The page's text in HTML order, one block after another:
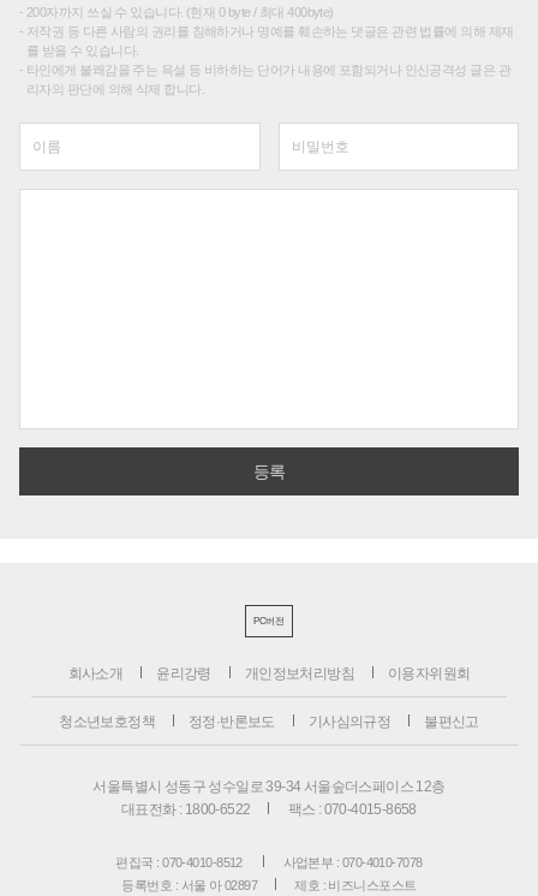
200자까지 쓰실 수 있습니다. (현재 0 byte / 최대 400byte)
저작권 등 다른 사람의 권리를 침해하거나 명예를 훼손하는 댓글은 관련 법률에 의해 제재
를 받을 수 있습니다.
타인에게 불쾌감을 주는 욕설 등 비하하는 단어가 내용에 포함되거나 인신공격성 글은 관
리자의 판단에 의해 삭제 합니다.
PC버전
회사소개 윤리강령 개인정보처리방침 이용자위원회
청소년보호정책 정정·반론보도 기사심의규정 불편신고
서울특별시 성동구 성수일로 39-34 서울숲더스페이스 12층
대표전화 : 1800-6522
팩스 : 070-4015-8658
편집국 : 070-4010-8512
사업본부 : 070-4010-7078
등록번호 : 서울 아 02897
제호 : 비즈니스포스트